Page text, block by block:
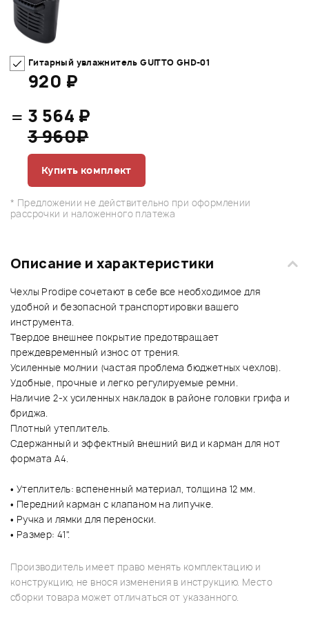
Гитарный увлажнитель GUITTO GHD-01
920 ₽
= 3 564 ₽
3 960₽
Купить комплект
* Предложении не действительно при оформлении
рассрочки и наложенного платежа
Описание и характеристики
Чехлы Prodipe сочетают в себе все необходимое для
удобной и безопасной транспортировки вашего
инструмента.
Твердое внешнее покрытие предотвращает
преждевременный износ от трения.
Усиленные молнии (частая проблема бюджетных чехлов).
Удобные, прочные и легко регулируемые ремни.
Наличие 2-х усиленных накладок в районе головки грифа и
бриджа.
Плотный утеплитель.
Сдержанный и эффектный внешний вид и карман для нот
формата А4.
• Утеплитель: вспененный материал, толщина 12 мм.
• Передний карман с клапаном на липучке.
• Ручка и лямки для переноски.
• Размер: 41".
Производитель имеет право менять комплектацию и
конструкцию, не внося изменения в инструкцию. Место
сборки товара может отличаться от указанного.